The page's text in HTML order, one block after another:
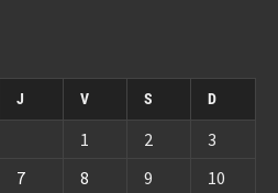
J V S D
1 2
3
7 8 9 10